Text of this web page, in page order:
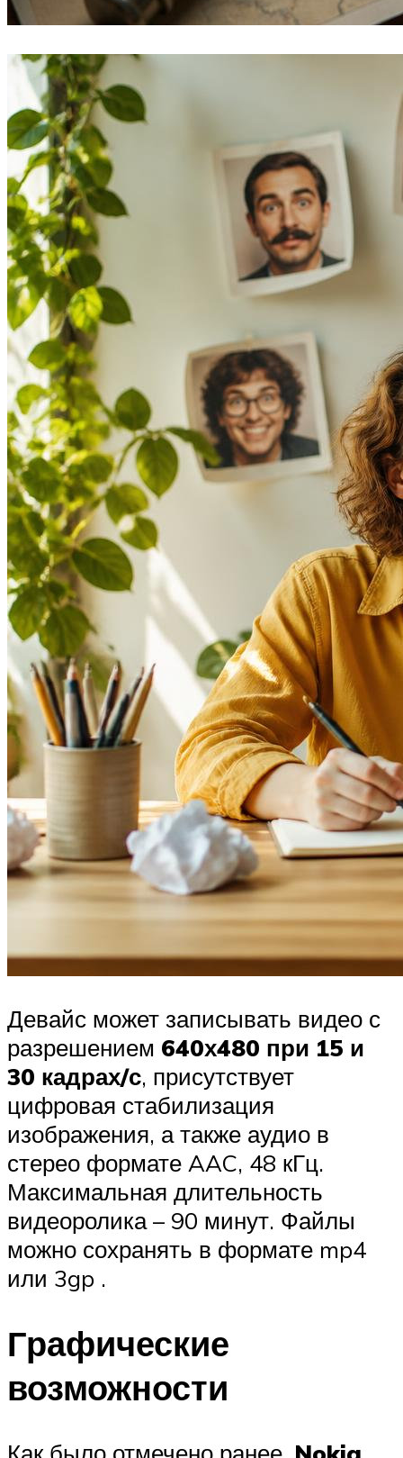
Девайс может записывать видео с
разрешением 640х480 при 15 и
30 кадрах/с, присутствует
цифровая стабилизация
изображения, а также аудио в
стерео формате AAC, 48 кГц.
Максимальная длительность
видеоролика – 90 минут. Файлы
можно сохранять в формате mp4
или 3gp .
Графические
возможности